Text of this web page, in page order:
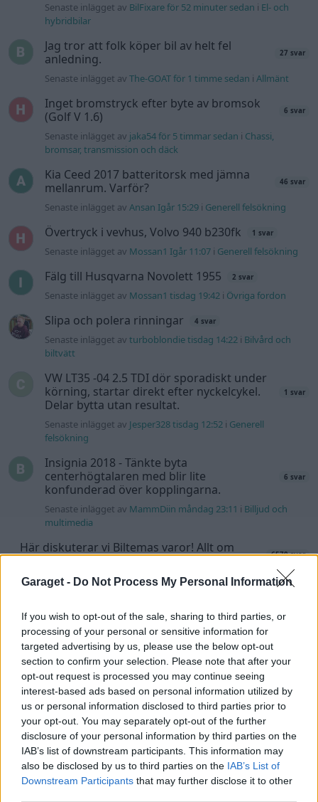
Garaget - Do Not Process My Personal Information
If you wish to opt-out of the sale, sharing to third parties, or
processing of your personal or sensitive information for
targeted advertising by us, please use the below opt-out
section to confirm your selection. Please note that after your
opt-out request is processed you may continue seeing
interest-based ads based on personal information utilized by
us or personal information disclosed to third parties prior to
your opt-out. You may separately opt-out of the further
disclosure of your personal information by third parties on the
IAB’s list of downstream participants. This information may
also be disclosed by us to third parties on the IAB’s List of
Downstream Participants that may further disclose it to other
Senaste inlägget av BilFixare för 52 minuter sedan i El- och
hybridbilar
Jag tror att folk köper bil av helt fel
anledning.
27 svar
Senaste inlägget avThe-GOAT för 1 timme sedan iAllmänt
Inget bromstryck efter byte av bromsok
(Golf V 1.6)
6 svar
Senaste inlägget av jaka54 för 5 timmar sedan i Chassi,
bromsar, transmission och däck
Kia Ceed 2017 batteritorsk med jämna
mellanrum. Varför?
46 svar
Senaste inlägget avAnsan Igår 15:29 i Generell felsökning
Övertryck i vevhus, Volvo 940 b230fk 1 svar
Senaste inlägget av Mossan1 Igår 11:07 i Generell felsökning
Fälg till Husqvarna Novolett 1955 2 svar
Senaste inlägget av Mossan1 tisdag 19:42 i Övriga fordon
Slipa och polera rinningar 4 svar
Senaste inlägget avturboblondie tisdag 14:22 i Bilvård och
biltvätt
VW LT35 -04 2.5 TDI dör sporadiskt under
körning, startar direkt efter nyckelcykel.
Delar bytta utan resultat.
1 svar
Senaste inlägget av Jesper328 tisdag 12:52 i Generell
felsökning
Insignia 2018 - Tänkte byta
centerhögtalaren med blir lite
konfunderad över kopplingarna.
6 svar
Senaste inlägget av MammDiin måndag 23:11 i Billjud och
multimedia
Här diskuterar vi Biltemas varor! Allt om
Biltema!
6570 svar
Senaste inlägget avd-b måndag 21:15 iAllmänt
Senaste projektinläggen
Volkswagen Golf MK4 v6 4motion OEM++
med JDM inspiration.
Senaste inlägget avStol3n_Identity för 1 timme sedani
Projekt
Volvo 245 ?Turbo? 40 svar
Senaste inlägget avMarurb1 för 15 timmar sedaniProjekt
Renovering av en Honda Civic Aerodeck
VTi
181 svar
Senaste inlägget avXebers76 för 18 timmar sedan iProjekt